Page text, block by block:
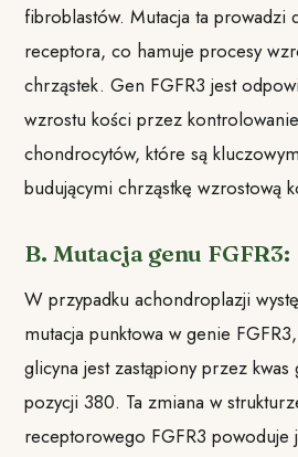
fibroblastów. Mutacja ta prowadzi
receptora, co hamuje procesy
chrząstek. Gen FGFR3 jest
wzrostu kości przez
chondrocytów, które są
budującymi chrząstkę wzrostową
B. Mutacja genu FGFR3:
W przypadku achondroplazji
mutacja punktowa w genie
glicyna jest zastąpiony przez
pozycji 380. Ta zmiana w
receptorowego FGFR3 powoduje